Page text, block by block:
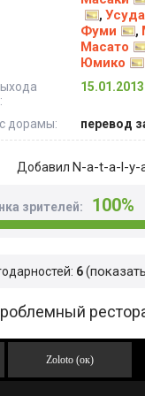
,
Фуми
,
Масато
Юмико
дорамы: перевод
Добавил N-a-t-a-l-y-
зрителей: 100%
6 показать
Zoloto (ок)